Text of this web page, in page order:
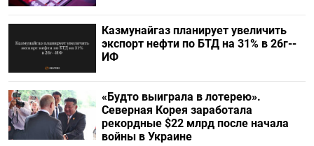
Казмунайгаз планирует увеличить
экспорт нефти по БТД на 31% в 26г--
ИФ
«Будто выиграла в лотерею».
Северная Корея заработала
рекордные $22 млрд после начала
войны в Украине